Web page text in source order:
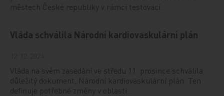
městech České republiky v rámci testovací…
Vláda schválila Národní kardiovaskulární plán
Vláda na svém zasedání ve středu 11. prosince schválila
důležitý dokument, Národní kardiovaskulární plán. Ten
definuje potřebné změny v oblasti…